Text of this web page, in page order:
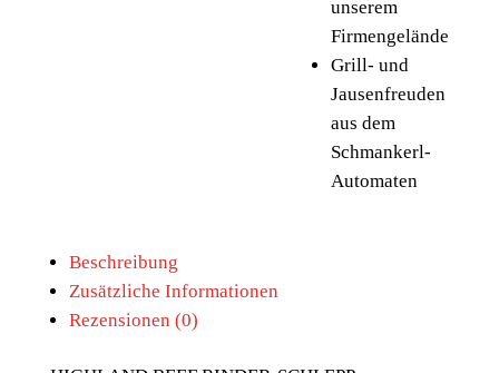
unserem
Firmengelände
Grill- und
Jausenfreuden
aus dem
Schmankerl-
Automaten
Beschreibung
Zusätzliche Informationen
Rezensionen (0)